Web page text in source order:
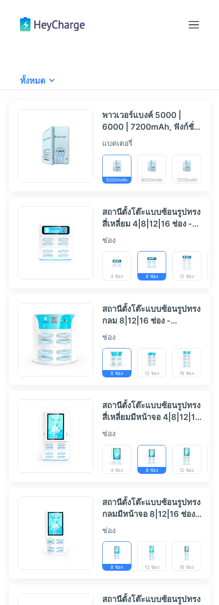
ทั้งหมด
พาวเวอร์แบงค์ 5000 |
6000 | 7200mAh, ฟังก์ชั่น
ชาร์จเร็ว
แบตเตอรี่
5000mAh 6000mAh 7200mAh
สถานีตั้งโต๊ะแบบซ้อนรูปทรง
สี่เหลี่ยม 4|8|12|16 ช่อง -
HeyCharge
ช่อง
4 ช่อง 8 ช่อง 12 ช่อง
สถานีตั้งโต๊ะแบบซ้อนรูปทรง
กลม 8|12|16 ช่อง -
HeyCharge
ช่อง
8 ช่อง 12 ช่อง 16 ช่อง
สถานีตั้งโต๊ะแบบซ้อนรูปทรง
สี่เหลี่ยมมีหน้าจอ 4|8|12|16
ช่อง - HeyCharge
ช่อง
4 ช่อง 8 ช่อง 12 ช่อง
สถานีตั้งโต๊ะแบบซ้อนรูปทรง
กลมมีหน้าจอ 8|12|16 ช่อง -
HeyCharge
ช่อง
8 ช่อง 12 ช่อง 16 ช่อง
สถานีตั้งโต๊ะแบบซ้อนรูปทรง